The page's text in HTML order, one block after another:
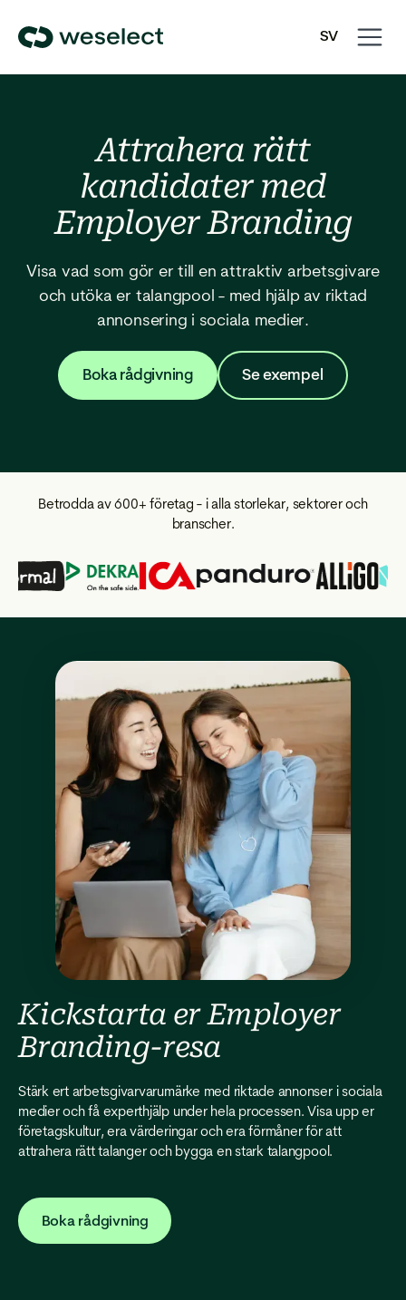
Select
EN
SV
Open
Close
Attrahera rätt
kandidater med
Employer Branding
Visa vad som gör er till en attraktiv arbetsgivare
och utöka er talangpool - med hjälp av riktad
annonsering i sociala medier.
Boka rådgivning Se exempel
Betrodda av 600+ företag - i alla storlekar, sektorer och
branscher.
Kickstarta er Employer
Branding-resa
Stärk ert arbetsgivarvarumärke med riktade annonser i sociala
medier och få experthjälp under hela processen. Visa upp er
företagskultur, era värderingar och era förmåner för att
attrahera rätt talanger och bygga en stark talangpool.
Boka rådgivning